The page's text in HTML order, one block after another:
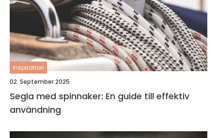
inspiration
02. September 2025
Segla med spinnaker: En guide till effektiv
användning